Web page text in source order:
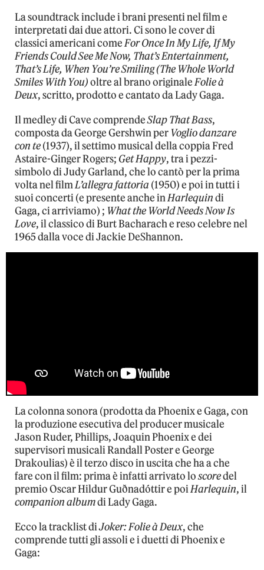
La soundtrack include i brani presenti nel film e
interpretati dai due attori. Ci sono le cover di
classici americani comeFor Once In My Life, If My
Friends Could See Me Now, That’s Entertainment,
That’s Life, When You’re Smiling (The Whole World
Smiles With You)oltre al brano originaleFolie à
Deux, scritto, prodotto e cantato da Lady Gaga.
Il medley di Cave comprendeSlap That Bass,
composta da George Gershwin per Voglio danzare
con te(1937), il settimo musical della coppia Fred
Astaire-Ginger Rogers; Get Happy, tra i pezzi-
simbolo di Judy Garland, che lo cantò per la prima
volta nel filmL’allegra fattoria (1950) e poi in tutti i
suoi concerti (e presente anche inHarlequindi
Gaga, ci arriviamo) ; What the World Needs Now Is
Love, il classico di Burt Bacharach e reso celebre nel
1965 dalla voce di Jackie DeShannon.
La colonna sonora (prodotta da Phoenix e Gaga, con
la produzione esecutiva del producer musicale
Jason Ruder, Phillips, Joaquin Phoenix e dei
supervisori musicali Randall Poster e George
Drakoulias) è il terzo disco in uscita che ha a che
fare con il film: prima è infatti arrivato loscoredel
premio Oscar Hildur Guðnadóttir e poiHarlequin, il
companion albumdi Lady Gaga.
Ecco la tracklist diJoker: Folie à Deux, che
comprende tutti gli assoli e i duetti di Phoenix e
Gaga: